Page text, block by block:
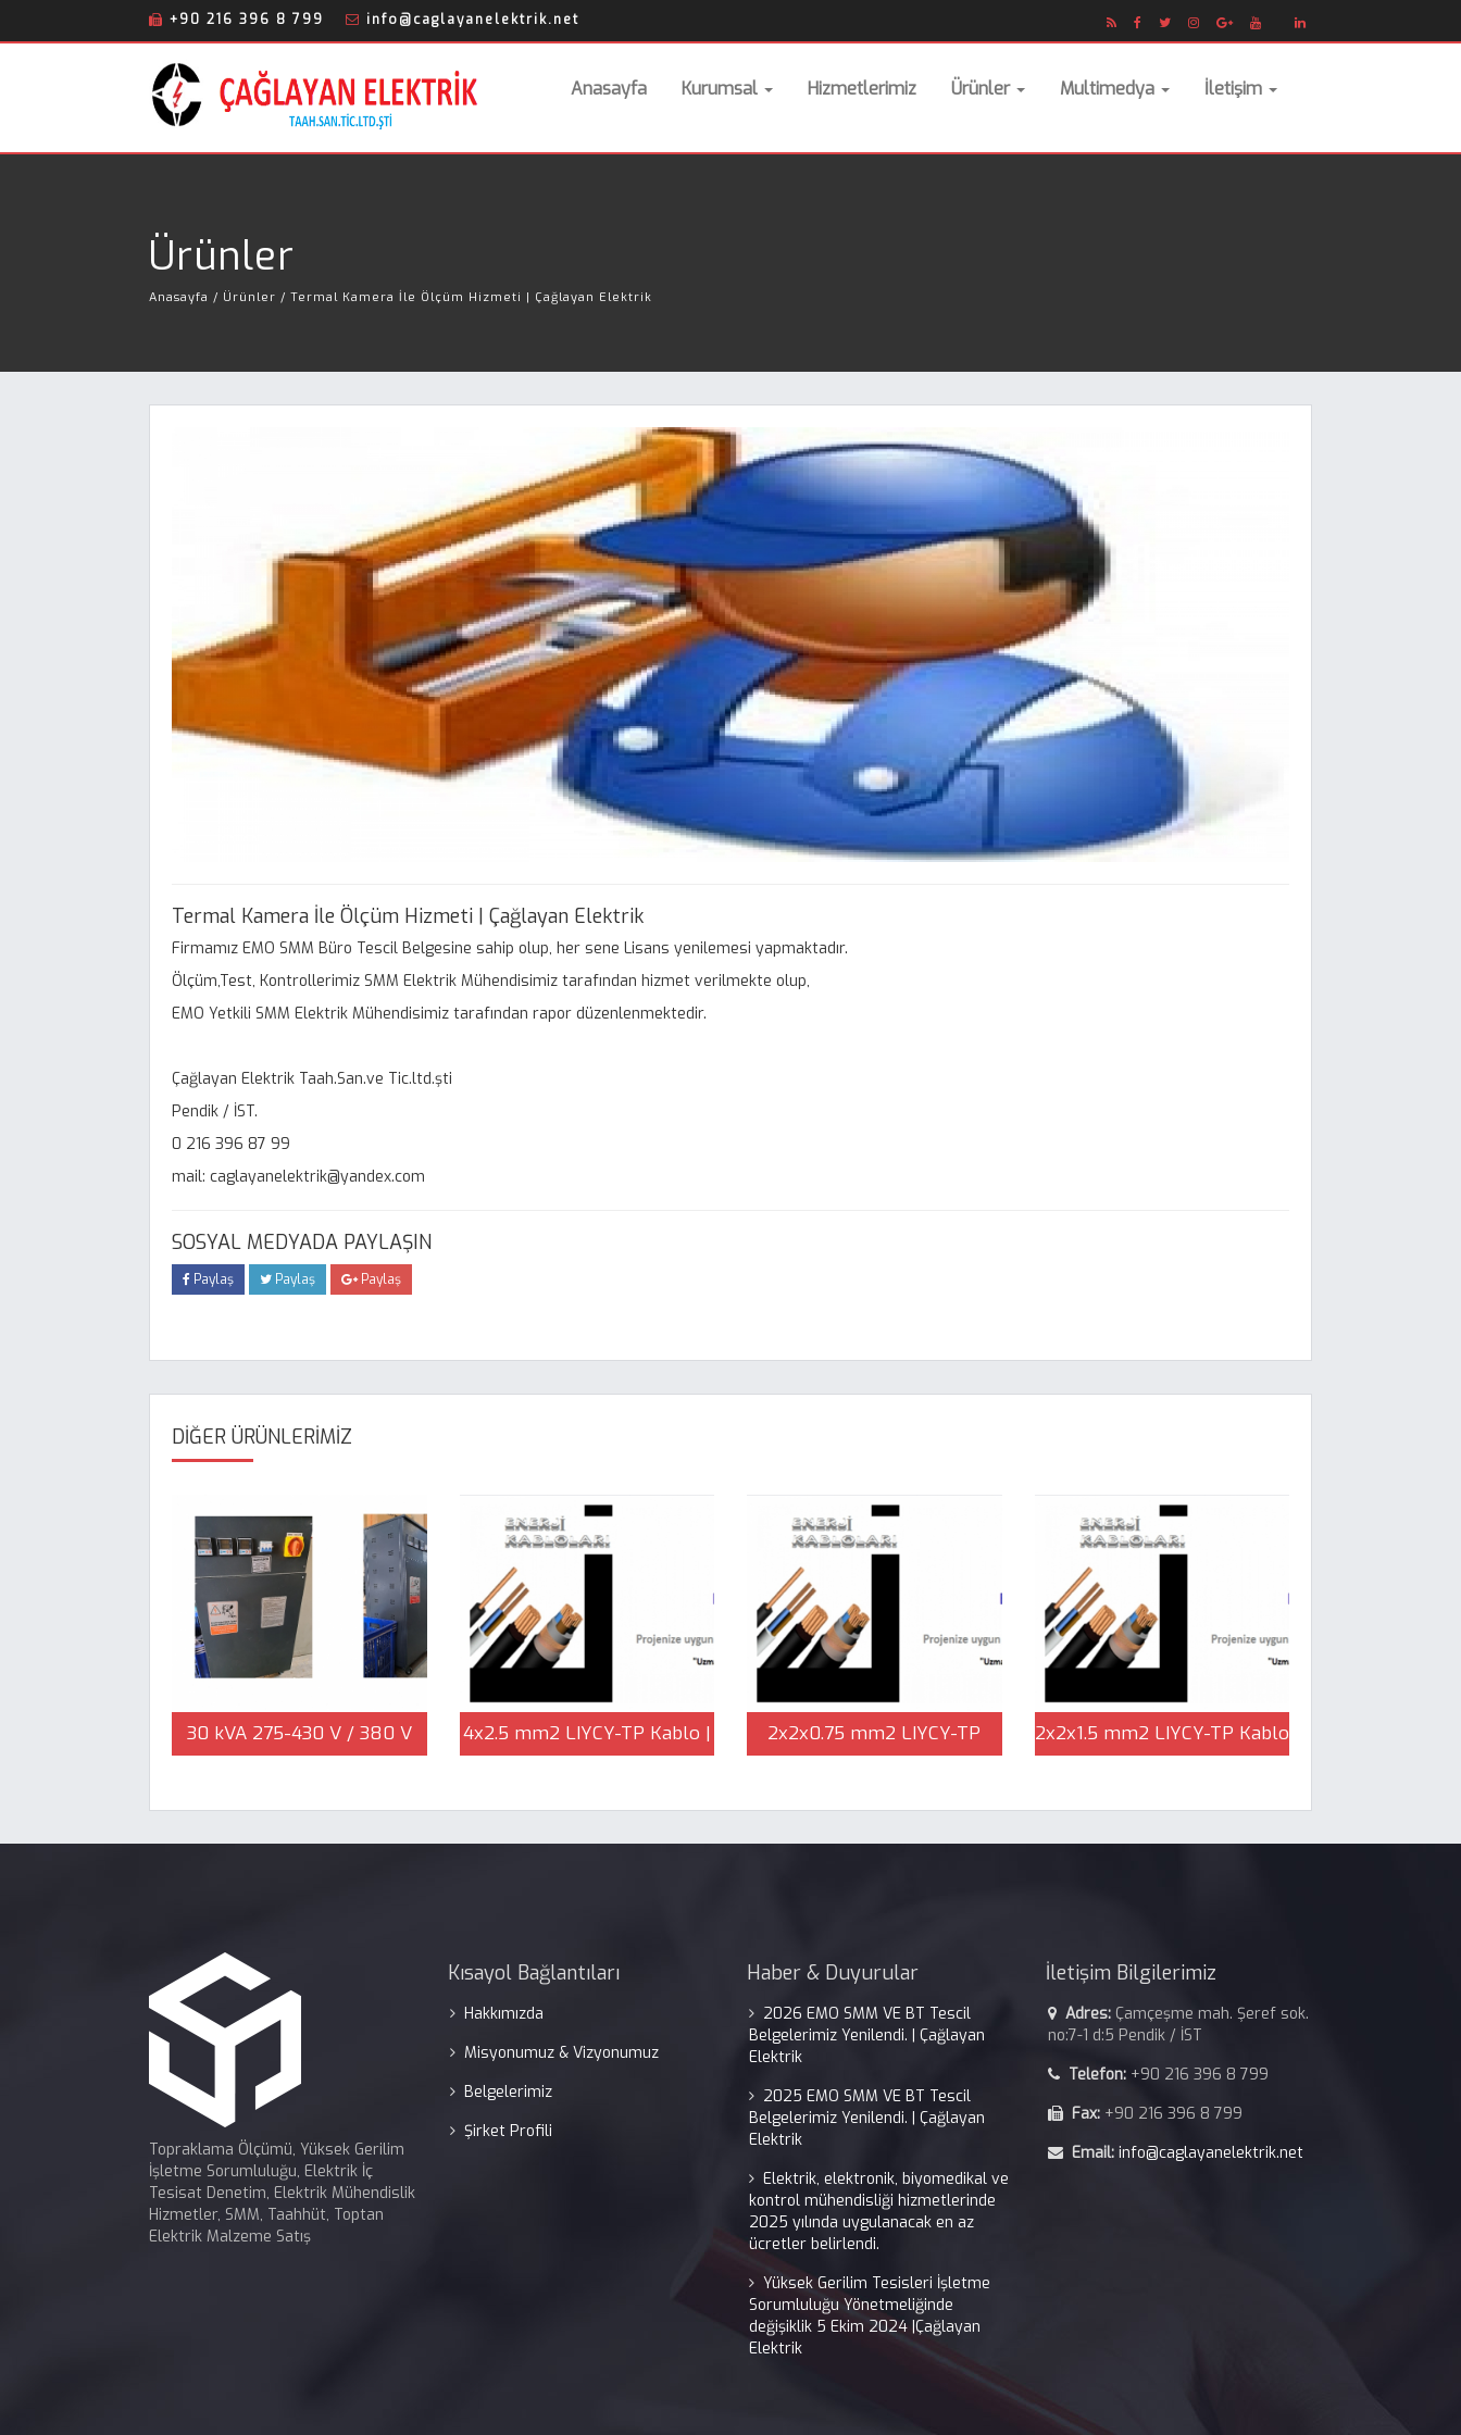
+90 216 396 8 799 info@caglayanelektrik.net
Anasayfa Kurumsal Hizmetlerimiz Ürünler Multimedya İletişim
Ürünler
Anasayfa / Ürünler / Termal Kamera İle Ölçüm Hizmeti | Çağlayan Elektrik
Termal Kamera İle Ölçüm Hizmeti | Çağlayan Elektrik
Firmamız EMO SMM Büro Tescil Belgesine sahip olup, her sene Lisans yenilemesi yapmaktadır.
Ölçüm,Test, Kontrollerimiz SMM Elektrik Mühendisimiz tarafından hizmet verilmekte olup,
EMO Yetkili SMM Elektrik Mühendisimiz tarafından rapor düzenlenmektedir.
Çağlayan Elektrik Taah.San.ve Tic.ltd.şti
Pendik / İST.
0 216 396 87 99
mail: caglayanelektrik@yandex.com
SOSYAL MEDYADA PAYLAŞIN
Paylaş Paylaş Paylaş
DİĞER ÜRÜNLERİMİZ
30 kVA 275-430 V / 380 V
4x2.5 mm2 LIYCY-TP Kablo |
2x2x0.75 mm2 LIYCY-TP
2x2x1.5 mm2 LIYCY-TP Kablo
Topraklama Ölçümü, Yüksek Gerilim
İşletme Sorumluluğu, Elektrik İç
Tesisat Denetim, Elektrik Mühendislik
Hizmetler, SMM, Taahhüt, Toptan
Elektrik Malzeme Satış
Kısayol Bağlantıları
Hakkımızda
Misyonumuz & Vizyonumuz
Belgelerimiz
Şirket Profili
Haber & Duyurular
2026 EMO SMM VE BT Tescil
Belgelerimiz Yenilendi. | Çağlayan
Elektrik
2025 EMO SMM VE BT Tescil
Belgelerimiz Yenilendi. | Çağlayan
Elektrik
Elektrik, elektronik, biyomedikal ve
kontrol mühendisliği hizmetlerinde
2025 yılında uygulanacak en az
ücretler belirlendi.
Yüksek Gerilim Tesisleri İşletme
Sorumluluğu Yönetmeliğinde
değişiklik 5 Ekim 2024 |Çağlayan
Elektrik
İletişim Bilgilerimiz
Adres: Çamçeşme mah. Şeref sok.
no:7-1 d:5 Pendik / İST
Telefon: +90 216 396 8 799
Fax: +90 216 396 8 799
Email: info@caglayanelektrik.net